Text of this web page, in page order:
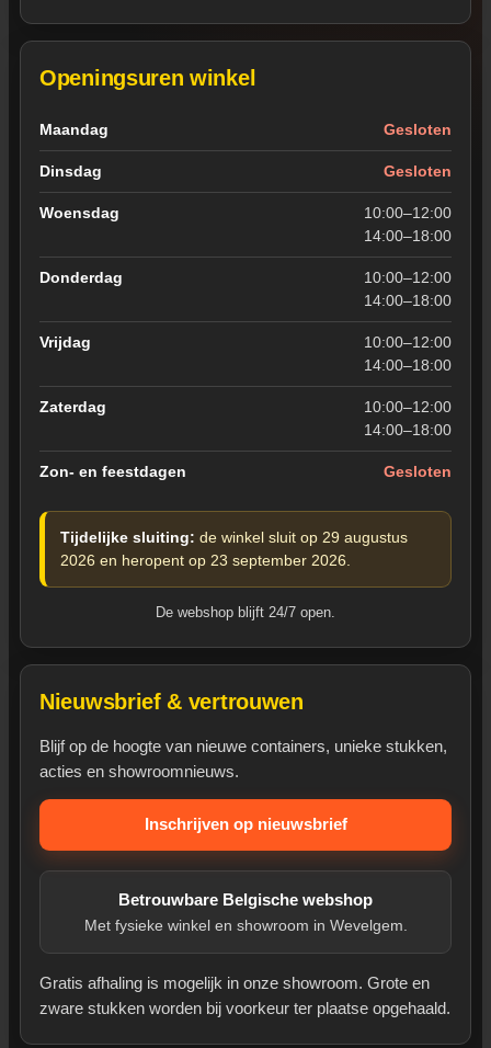
Openingsuren winkel
Openingsuren van de winkel in Wevelgem
Maandag Gesloten
Dinsdag Gesloten
Woensdag
10:00–12:00
14:00–18:00
Donderdag
10:00–12:00
14:00–18:00
Vrijdag
10:00–12:00
14:00–18:00
Zaterdag
10:00–12:00
14:00–18:00
Zon- en feestdagen Gesloten
Tijdelijke sluiting: de winkel sluit op 29 augustus
2026 en heropent op 23 september 2026.
De webshop blijft 24/7 open.
Nieuwsbrief & vertrouwen
Blijf op de hoogte van nieuwe containers, unieke stukken,
acties en showroomnieuws.
Inschrijven op nieuwsbrief
Betrouwbare Belgische webshop
Met fysieke winkel en showroom in Wevelgem.
Gratis afhaling is mogelijk in onze showroom. Grote en
zware stukken worden bij voorkeur ter plaatse opgehaald.